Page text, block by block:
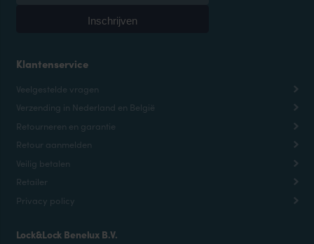
Klantenservice
Veelgestelde vragen
Verzending in Nederland en België
Retourneren en garantie
Retour aanmelden
Veilig betalen
Retailer
Privacy policy
Lock&Lock Benelux B.V.